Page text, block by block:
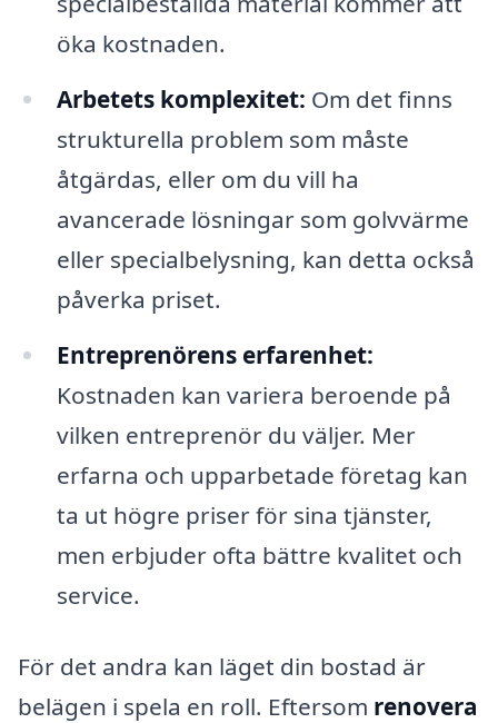
öka kostnaden.
Arbetets komplexitet: Om det finns
strukturella problem som måste
åtgärdas, eller om du vill ha
avancerade lösningar som golvvärme
eller specialbelysning, kan detta också
påverka priset.
Entreprenörens erfarenhet:
Kostnaden kan variera beroende på
vilken entreprenör du väljer. Mer
erfarna och upparbetade företag kan
ta ut högre priser för sina tjänster,
men erbjuder ofta bättre kvalitet och
service.
För det andra kan läget din bostad är
belägen i spela en roll. Eftersom renovera